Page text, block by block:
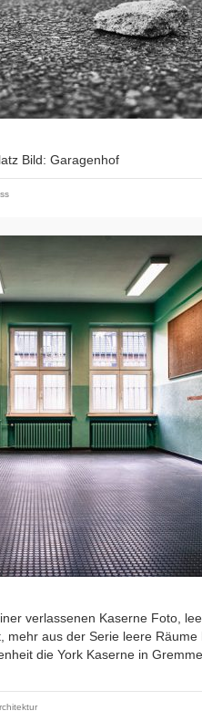
Bild: Garagenhof
verlassenen Kaserne Foto,
aus der Serie leere Räume
die York Kaserne in